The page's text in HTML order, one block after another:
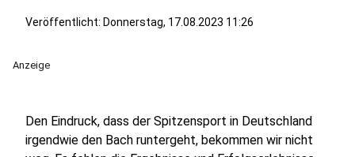
Veröffentlicht: Donnerstag, 17.08.2023 11:26
Anzeige
Den Eindruck, dass der Spitzensport in Deutschland
irgendwie den Bach runtergeht, bekommen wir nicht